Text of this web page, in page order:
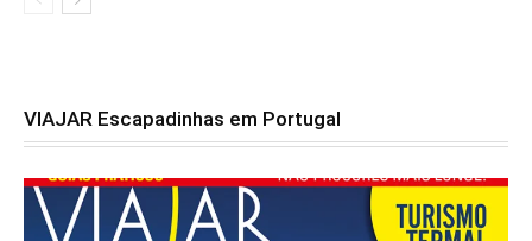
VIAJAR Escapadinhas em Portugal